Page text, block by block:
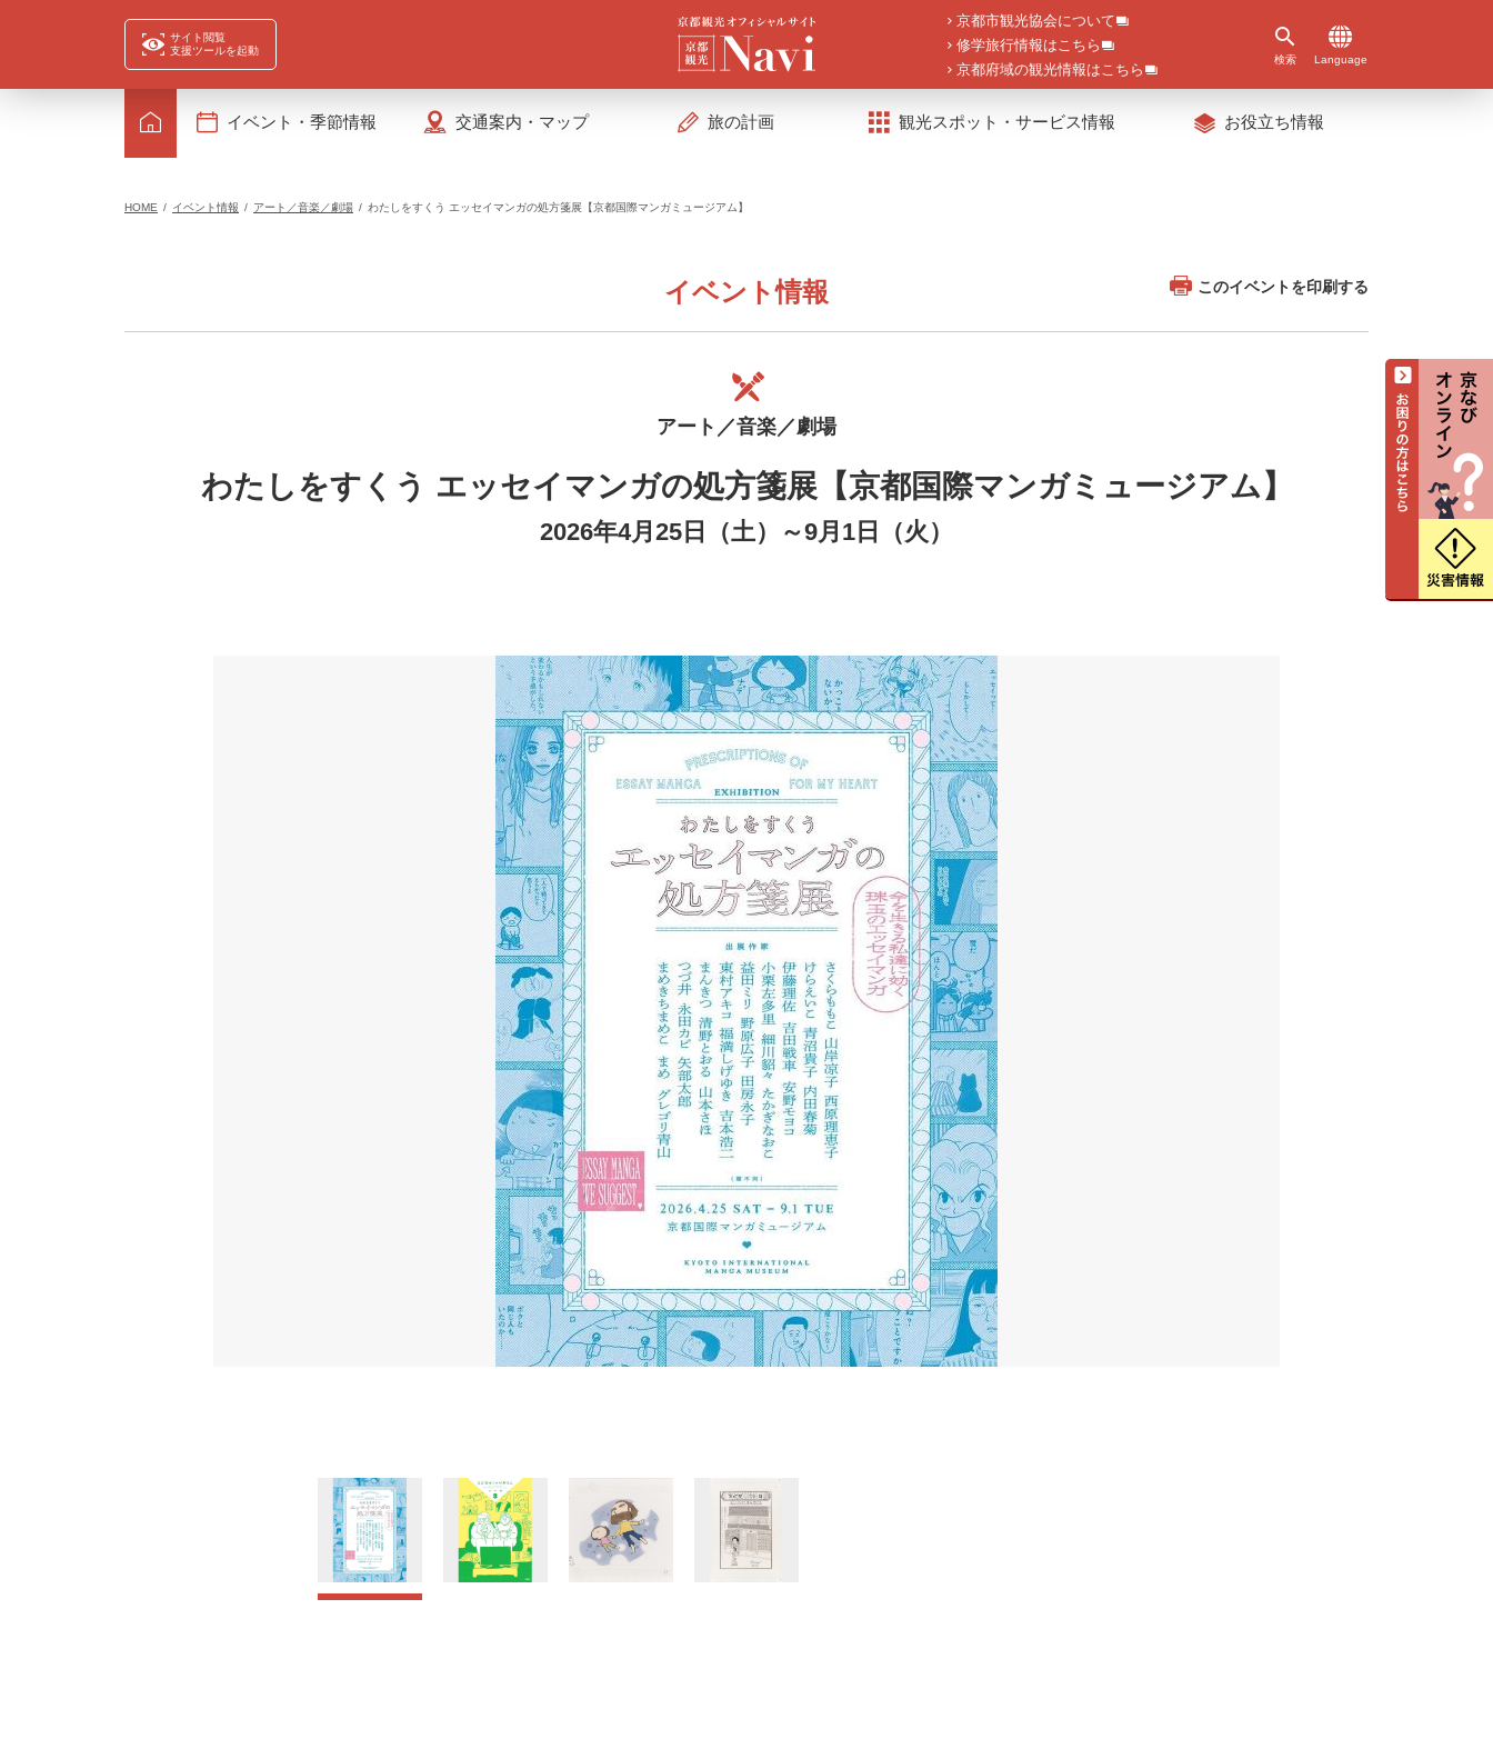
サイト閲覧
支援ツールを起動
京都市観光協会について
修学旅行情報はこちら
京都府域の観光情報はこちら
検索 Language
イベント・季節情報 交通案内・マップ 旅の計画 観光スポット・サービス情報 お役立ち情報
HOME イベント情報 アート／音楽／劇場 わたしをすくう エッセイマンガの処方箋展【京都国際マンガミュージアム】
イベント情報 このイベントを印刷する
アート／音楽／劇場
わたしをすくう エッセイマンガの処方箋展【京都国際マンガミュージアム】
2026年4月25日（土）～9月1日（火）